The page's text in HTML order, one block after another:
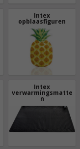
Intex
opblaasfiguren
Intex
verwarmingsmatte
n